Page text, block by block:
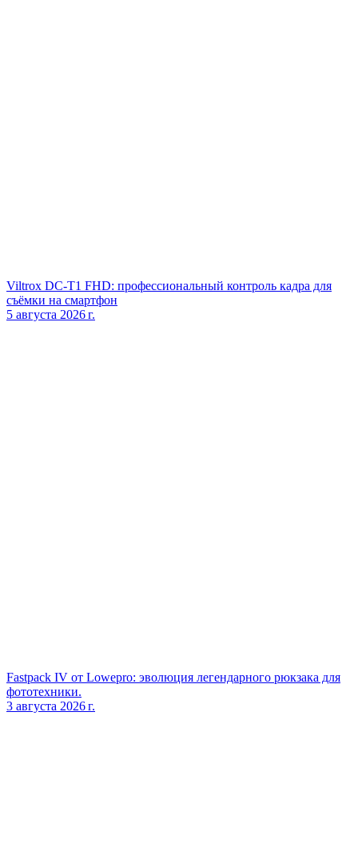
Viltrox DC‑T1 FHD: профессиональный контроль кадра для
съёмки на смартфон
5 августа 2026 г.
Fastpack IV от Lowepro: эволюция легендарного рюкзака для
фототехники.
3 августа 2026 г.